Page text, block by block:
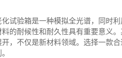
验箱是一种模拟全光谱，同时利
料的耐候性和耐久性具有重要意义
，不仅是新材料领域。选择一款